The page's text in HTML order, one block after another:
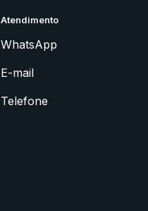
Atendimento
WhatsApp
E-mail
Telefone